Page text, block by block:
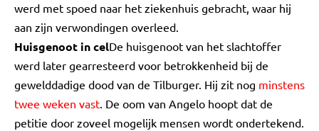
werd met spoed naar het ziekenhuis gebracht, waar hij
aan zijn verwondingen overleed.
Huisgenoot in celDe huisgenoot van het slachtoffer
werd later gearresteerd voor betrokkenheid bij de
gewelddadige dood van de Tilburger. Hij zit nog minstens
twee weken vast. De oom van Angelo hoopt dat de
petitie door zoveel mogelijk mensen wordt ondertekend.